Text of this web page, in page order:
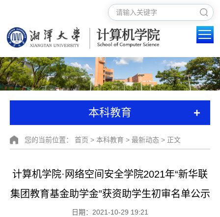
本科教育 +
您的当前位置： 首页 > 本科教育 > 最新动态 > 正文
计算机学院·网络空间安全学院2021年“新华联
集团教育基金助学金”获资助学生初审名单公示
日期：2021-10-29 19:21